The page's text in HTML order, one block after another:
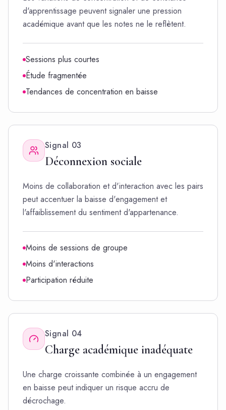
d'apprentissage peuvent signaler une pression
académique avant que les notes ne le reflètent.
Sessions plus courtes
Étude fragmentée
Tendances de concentration en baisse
Signal 03
Déconnexion sociale
Moins de collaboration et d'interaction avec les pairs
peut accentuer la baisse d'engagement et
l'affaiblissement du sentiment d'appartenance.
Moins de sessions de groupe
Moins d'interactions
Participation réduite
Signal 04
Charge académique inadéquate
Une charge croissante combinée à un engagement
en baisse peut indiquer un risque accru de
décrochage.